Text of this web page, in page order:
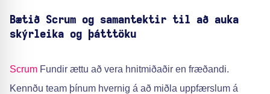
Bætið Scrum og samantektir til að auka
skýrleika og þátttöku
Scrum Fundir ættu að vera hnitmiðaðir en fræðandi.
Kennðu team þínum hvernig á að miðla uppfærslum á